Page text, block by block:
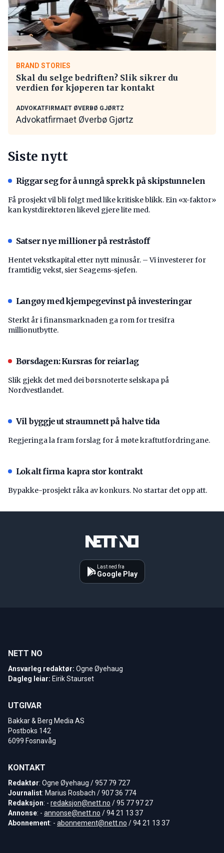
BRAND STORIES
Skal du selge bedriften? Slik sikrer du
verdien før kjøperen tar kontakt
ADVOKATFIRMAET ØVERBØ GJØRTZ
Advokatfirmaet Øverbø Gjørtz
Siste nytt
Riggar seg for å unngå sprekk på skipstunnelen
Få prosjekt vil bli følgt med like kritiske blikk. Ein «x-faktor»
kan kystdirektøren likevel gjere lite med.
Satser nye millioner på restråstoff
Hentet vekstkapital etter nytt minusår. – Vi investerer for
framtidig vekst, sier Seagems-sjefen.
Langøy med kjempegevinst på investeringar
Sterkt år i finansmarknaden ga rom for tresifra
millionutbytte.
Børsdagen: Kursras for reiarlag
Slik gjekk det med dei børsnoterte selskapa på
Nordvestlandet.
Vil byggje ut straumnett på halve tida
Regjeringa la fram forslag for å møte kraftutfordringane.
Lokalt firma kapra stor kontrakt
Bypakke-prosjekt råka av konkurs. No startar det opp att.
Last ned fra
Google Play
NETT NO
Ansvarleg redaktør: Ogne Øyehaug
Dagleg leiar: Eirik Staurset
UTGIVAR
Bakkar & Berg Media AS
Postboks 142
6099 Fosnavåg
KONTAKT
Redaktør: Ogne Øyehaug / 957 79 727
Journalist: Marius Rosbach / 907 36 774
Redaksjon: - redaksjon@nett.no / 95 77 97 27
Annonse: - annonse@nett.no / 94 21 13 37
Abonnement: - abonnement@nett.no / 94 21 13 37